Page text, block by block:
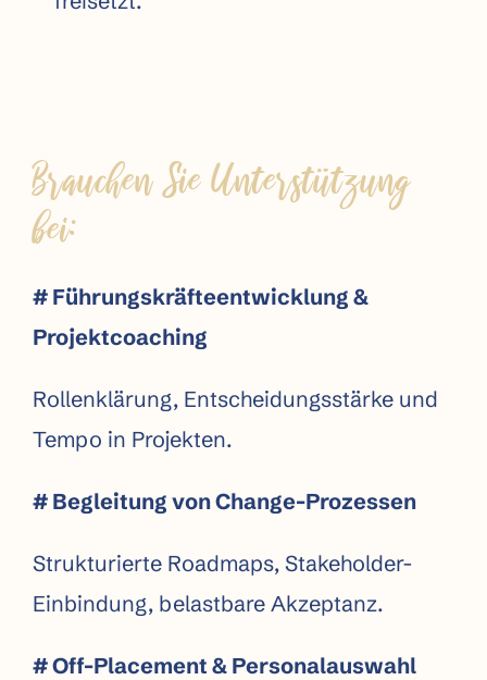
Brauchen Sie Unterstützung
bei:
# Führungskräfteentwicklung &
Projektcoaching
Rollenklärung, Entscheidungs­stärke und
Tempo in Projekten.
# Begleitung von Change-Prozessen
Strukturierte Roadmaps, Stakeholder-
Einbindung, belastbare Akzeptanz.
# Off-Placement & Personalauswahl